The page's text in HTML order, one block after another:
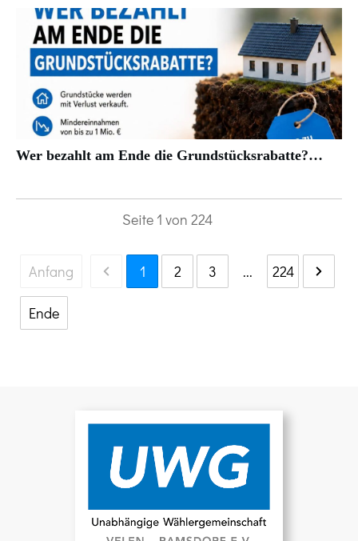
Wer bezahlt am Ende die Grundstücksrabatte?…
Seite 1 von 224
Anfang 1 2 3 ... 224
Ende